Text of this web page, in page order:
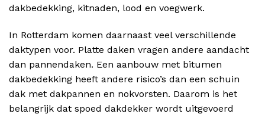
dakbedekking, kitnaden, lood en voegwerk.
In Rotterdam komen daarnaast veel verschillende
daktypen voor. Platte daken vragen andere aandacht
dan pannendaken. Een aanbouw met bitumen
dakbedekking heeft andere risico’s dan een schuin
dak met dakpannen en nokvorsten. Daarom is het
belangrijk dat spoed dakdekker wordt uitgevoerd